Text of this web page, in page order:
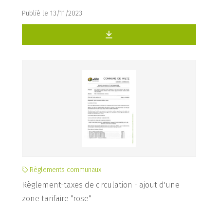
Publié le 13/11/2023
Règlements communaux
Règlement-taxes de circulation - ajout d'une
zone tarifaire "rose"